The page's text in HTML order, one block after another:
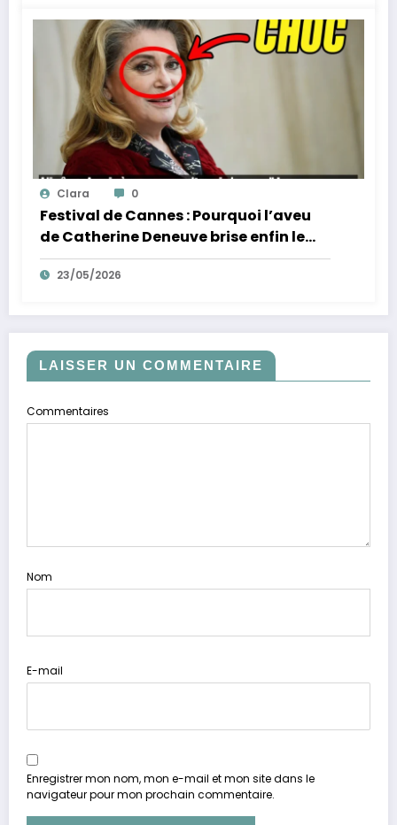
Clara 0
Festival de Cannes : Pourquoi l’aveu
de Catherine Deneuve brise enfin le
mythe de la Croisette
23/05/2026
LAISSER UN COMMENTAIRE
Commentaires
Nom
E-mail
Enregistrer mon nom, mon e-mail et mon site dans le
navigateur pour mon prochain commentaire.